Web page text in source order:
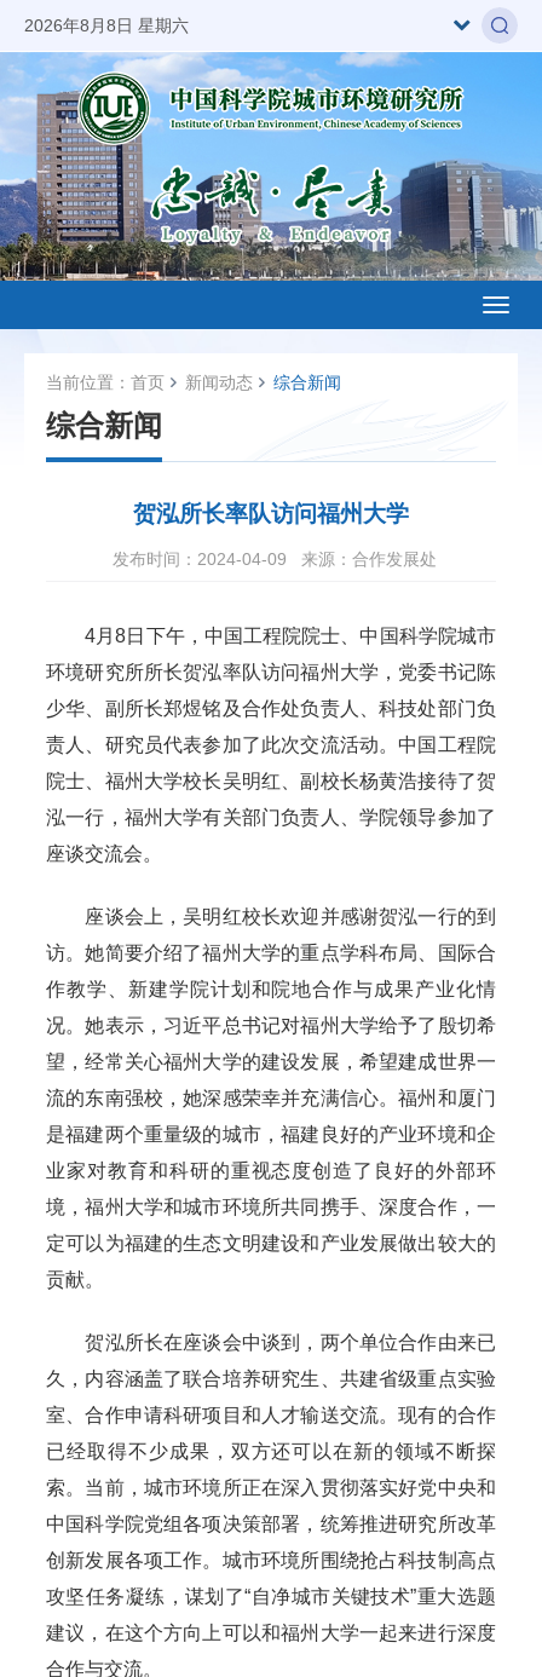
2026年8月8日 星期六
当前位置： 首页 新闻动态 综合新闻
综合新闻
贺泓所长率队访问福州大学
发布时间：2024-04-09 来源：合作发展处
4月8日下午，中国工程院院士、中国科学院城市
环境研究所所长贺泓率队访问福州大学，党委书记陈
少华、副所长郑煜铭及合作处负责人、科技处部门负
责人、研究员代表参加了此次交流活动。中国工程院
院士、福州大学校长吴明红、副校长杨黄浩接待了贺
泓一行，福州大学有关部门负责人、学院领导参加了
座谈交流会。
座谈会上，吴明红校长欢迎并感谢贺泓一行的到
访。她简要介绍了福州大学的重点学科布局、国际合
作教学、新建学院计划和院地合作与成果产业化情
况。她表示，习近平总书记对福州大学给予了殷切希
望，经常关心福州大学的建设发展，希望建成世界一
流的东南强校，她深感荣幸并充满信心。福州和厦门
是福建两个重量级的城市，福建良好的产业环境和企
业家对教育和科研的重视态度创造了良好的外部环
境，福州大学和城市环境所共同携手、深度合作，一
定可以为福建的生态文明建设和产业发展做出较大的
贡献。
贺泓所长在座谈会中谈到，两个单位合作由来已
久，内容涵盖了联合培养研究生、共建省级重点实验
室、合作申请科研项目和人才输送交流。现有的合作
已经取得不少成果，双方还可以在新的领域不断探
索。当前，城市环境所正在深入贯彻落实好党中央和
中国科学院党组各项决策部署，统筹推进研究所改革
创新发展各项工作。城市环境所围绕抢占科技制高点
攻坚任务凝练，谋划了“自净城市关键技术”重大选题
建议，在这个方向上可以和福州大学一起来进行深度
合作与交流。